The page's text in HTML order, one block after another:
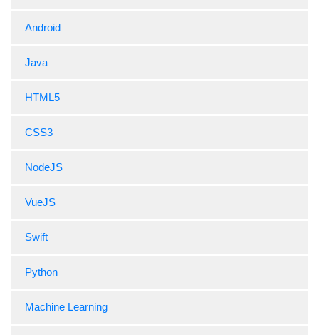
Android
Java
HTML5
CSS3
NodeJS
VueJS
Swift
Python
Machine Learning